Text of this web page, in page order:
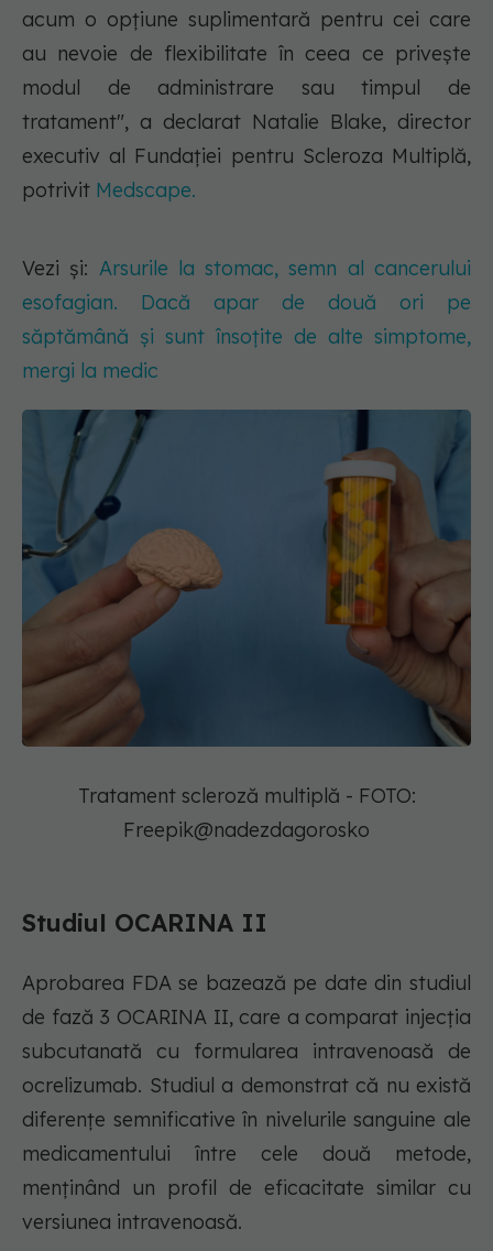
acum o opțiune suplimentară pentru cei care
au nevoie de flexibilitate în ceea ce privește
modul de administrare sau timpul de
tratament", a declarat Natalie Blake, director
executiv al Fundației pentru Scleroza Multiplă,
potrivit Medscape.
Vezi și: Arsurile la stomac, semn al cancerului
esofagian. Dacă apar de două ori pe
săptămână și sunt însoțite de alte simptome,
mergi la medic
Tratament scleroză multiplă - FOTO:
Freepik@nadezdagorosko
Studiul OCARINA II
Aprobarea FDA se bazează pe date din studiul
de fază 3 OCARINA II, care a comparat injecția
subcutanată cu formularea intravenoasă de
ocrelizumab. Studiul a demonstrat că nu există
diferențe semnificative în nivelurile sanguine ale
medicamentului între cele două metode,
menținând un profil de eficacitate similar cu
versiunea intravenoasă.